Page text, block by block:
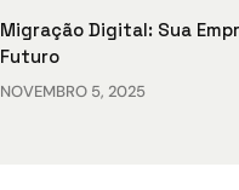
Migração Digital: Sua
Futuro
NOVEMBRO 5, 2025